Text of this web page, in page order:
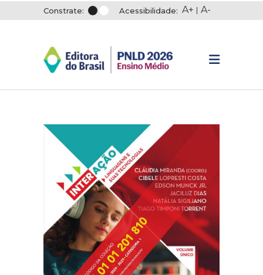
Acessibilidade: A+ A-
Constrate: